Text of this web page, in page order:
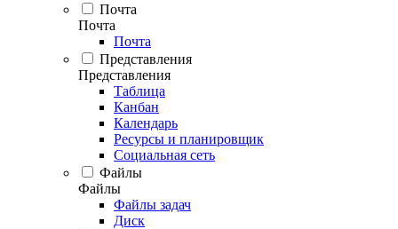
Почта
Почта
Почта
Представления
Представления
Таблица
Канбан
Календарь
Ресурсы и планировщик
Социальная сеть
Файлы
Файлы
Файлы задач
Диск